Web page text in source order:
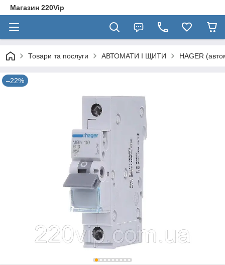
Магазин 220Vip
Товари та послуги АВТОМАТИ І ЩИТИ HAGER
–22%